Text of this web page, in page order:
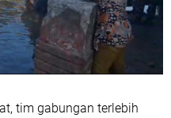
tim gabungan terlebih